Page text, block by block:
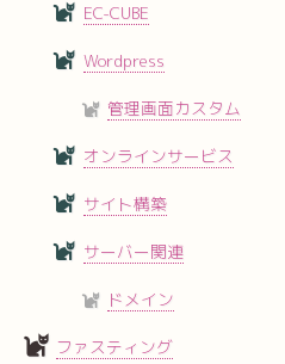
EC-CUBE
Wordpress
管理画面カスタム
オンラインサービス
サイト構築
サーバー関連
ドメイン
ファスティング